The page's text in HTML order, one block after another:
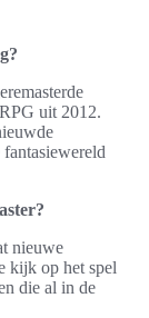
uit 2012.
nieuwe
kijk op het spel
die al in de